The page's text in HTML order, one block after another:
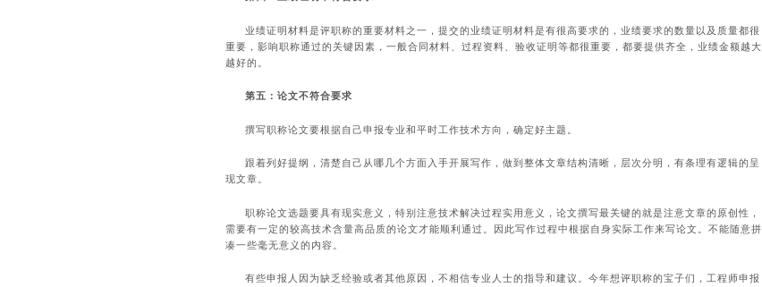
业绩证明材料是评职称的重要材料之一，提交的业绩证明材料是有很高要求的，业绩要求的数量以及质量都很
重要，影响职称通过的关键因素，一般合同材料、过程资料、验收证明等都很重要，都要提供齐全，业绩金额越大
越好的。
第五：论文不符合要求
撰写职称论文要根据自己申报专业和平时工作技术方向，确定好主题。
跟着列好提纲，清楚自己从哪几个方面入手开展写作，做到整体文章结构清晰，层次分明，有条理有逻辑的呈
现文章。
职称论文选题要具有现实意义，特别注意技术解决过程实用意义，论文撰写最关键的就是注意文章的原创性，
需要有一定的较高技术含量高品质的论文才能顺利通过。因此写作过程中根据自身实际工作来写论文。不能随意拼
凑一些毫无意义的内容。
有些申报人因为缺乏经验或者其他原因，不相信专业人士的指导和建议。今年想评职称的宝子们，工程师申报